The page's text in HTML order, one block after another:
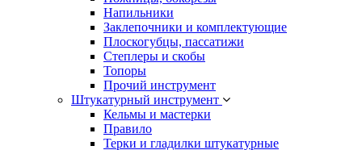
Напильники
Заклепочники и комплектующие
Плоскогубцы, пассатижи
Степлеры и скобы
Топоры
Прочий инструмент
Штукатурный инструмент
Кельмы и мастерки
Правило
Терки и гладилки штукатурные